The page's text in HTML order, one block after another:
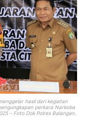
hasil dari kegiatan
perkara Narkoba
- Foto Dok Polres Balangan.